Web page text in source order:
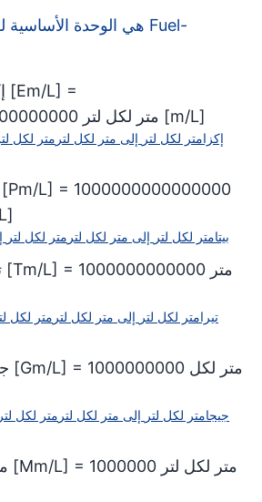
yd³)
(m/pt
متر
متر
متر لكل جالون بريطاني
ميل لكل جالون بريطاني
(0.002825)
متر لكل سنتيمتر مكعب (0.001)
(764.554869)
(28.316847)
(0.016387)
متر لكل ربع بريطاني
متر لكل نصف لتر أمريكي (m/pt
متر لكل نصف لتر بريطاني
(m/pt (UK)) (0.568262)
[Em/L] =
متر لكل لتر [m/L]
إكزامتر لكل لتر إلى متر لكل لتر متر لكل
[Pm/L] = 1000000000000000
]
بيتامتر لكل لتر إلى متر لكل لتر متر لكل لتر
[Tm/L] = 1000000000000 متر
تيرامتر لكل لتر إلى متر لكل لتر متر لكل
[Gm/L] = 1000000000 متر لكل
جيجامتر لكل لتر إلى متر لكل لتر متر لكل لتر
[Mm/L] = 1000000 متر لكل لتر